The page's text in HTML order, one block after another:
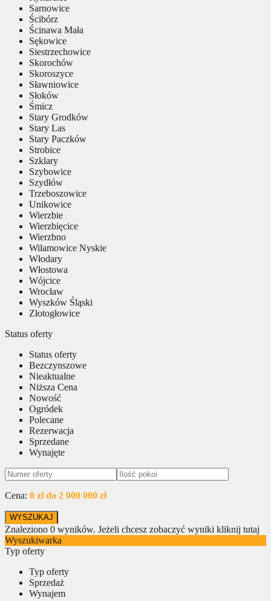
Sarnowice
Ścibórz
Ścinawa Mała
Sękowice
Siestrzechowice
Skorochów
Skoroszyce
Sławniowice
Słoków
Śmicz
Stary Grodków
Stary Las
Stary Paczków
Strobice
Szklary
Szybowice
Szydłów
Trzeboszowice
Unikowice
Wierzbie
Wierzbięcice
Wierzbno
Wilamowice Nyskie
Włodary
Włostowa
Wójcice
Wrocław
Wyszków Śląski
Złotogłowice
Status oferty
Status oferty
Bezczynszowe
Nieaktualne
Niższa Cena
Nowość
Ogródek
Polecane
Rezerwacja
Sprzedane
Wynajęte
Cena: 0 zł do 2 000 000 zł
Znaleziono 0 wyników. Jeżeli chcesz zobaczyć wyniki kliknij tutaj
Wyszukiwarka
Typ oferty
Typ oferty
Sprzedaż
Wynajem